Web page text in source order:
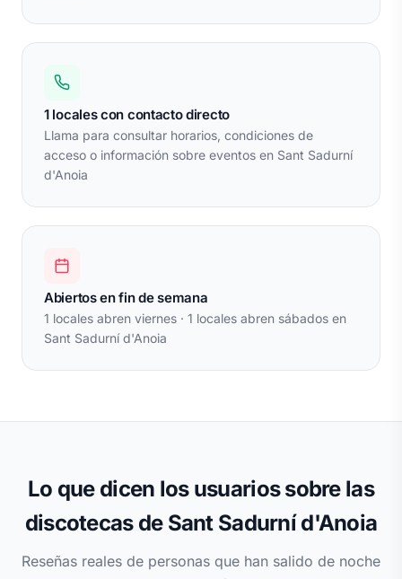
1 locales con contacto directo
Llama para consultar horarios, condiciones de
acceso o información sobre eventos en Sant Sadurní
d'Anoia
Abiertos en fin de semana
1 locales abren viernes · 1 locales abren sábados en
Sant Sadurní d'Anoia
Lo que dicen los usuarios sobre las
discotecas de Sant Sadurní d'Anoia
Reseñas reales de personas que han salido de noche